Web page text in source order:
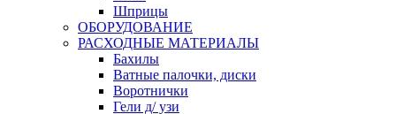
Шприцы
ОБОРУДОВАНИЕ
РАСХОДНЫЕ МАТЕРИАЛЫ
Бахилы
Ватные палочки, диски
Воротнички
Гели д/ узи